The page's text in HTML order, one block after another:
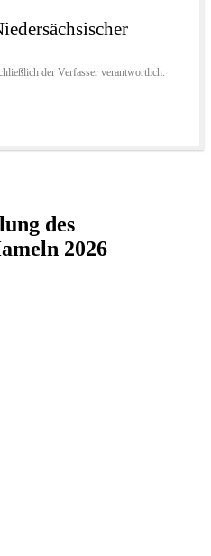
der Verfasser verantwortlich.
des
2026